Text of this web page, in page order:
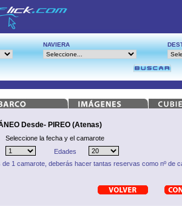
NAVIERA
Desde- PIREO (Atenas)
Seleccione la fecha y el camarote
Edades
1 camarote, deberás hacer tantas reservas como nº de